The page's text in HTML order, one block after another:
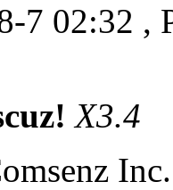
7 02:32 ,
X3.4
Inc.